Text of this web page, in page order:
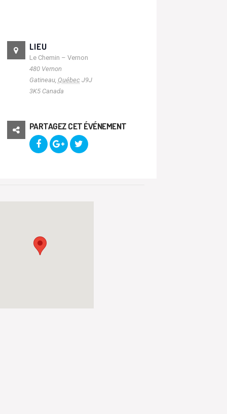
LIEU
Le Chemin – Vernon
480 Vernon
Gatineau, Québec J9J
3K5 Canada
PARTAGEZ CET ÉVÉNEMENT